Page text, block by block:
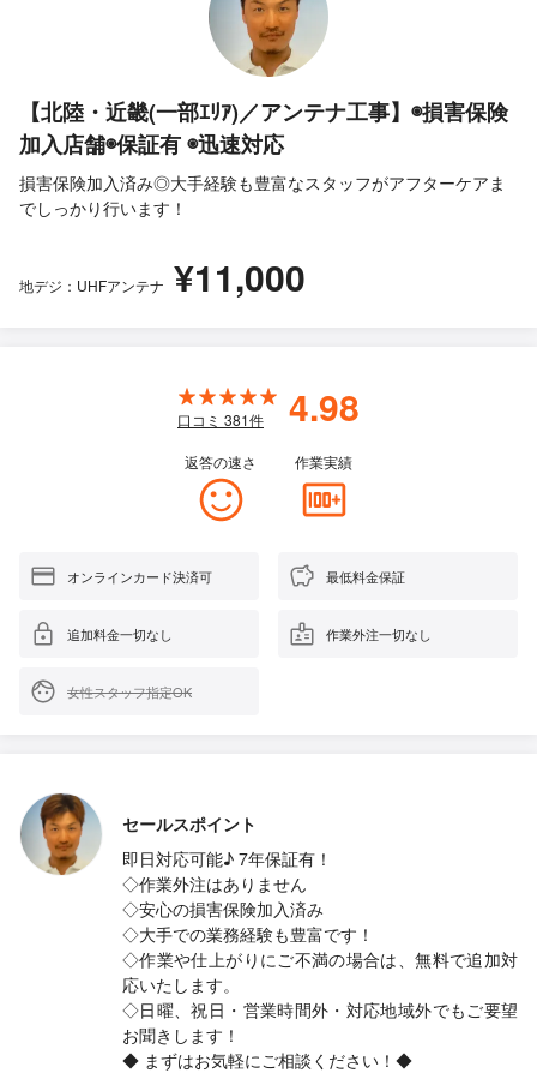
【北陸・近畿(一部ｴﾘｱ)／アンテナ工事】◉損害保険
加入店舗◉保証有 ◉迅速対応
損害保険加入済み◎大手経験も豊富なスタッフがアフターケアま
でしっかり行います！
地デジ：UHFアンテナ ¥11,000
口コミ 381件 4.98
返答の速さ 作業実績
オンラインカード決済可 最低料金保証
追加料金一切なし 作業外注一切なし
女性スタッフ指定OK
セールスポイント
即日対応可能♪ 7年保証有！
◇作業外注はありません
◇安心の損害保険加入済み
◇大手での業務経験も豊富です！
◇作業や仕上がりにご不満の場合は、無料で追加対
応いたします。
◇日曜、祝日・営業時間外・対応地域外でもご要望
お聞きします！
◆ まずはお気軽にご相談ください！◆